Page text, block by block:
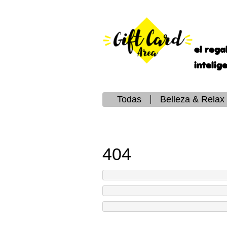
el
Todas Belleza & Relax
404